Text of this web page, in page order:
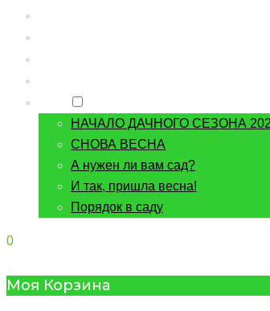
НАЧАЛО ДАЧНОГО СЕЗОНА
СНОВА ВЕСНА
А нужен ли вам сад?
И так, пришла весна!
Порядок в саду
0
Моя Корзина